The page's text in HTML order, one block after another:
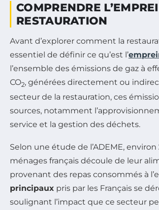
COMPRENDRE
RESTAURATION
Avant d’explorer comment la
essentiel de définir ce qu’est l’
l’ensemble des émissions de gaz à
CO2, générées directement ou
secteur de la restauration, ces
sources, notamment
service et la gestion des déchets.
Selon une étude de l’ADEME, environ
ménages français découle de leur
provenant des repas consommés à
principaux pris par les Français se
soulignant l’impact que ce secteur